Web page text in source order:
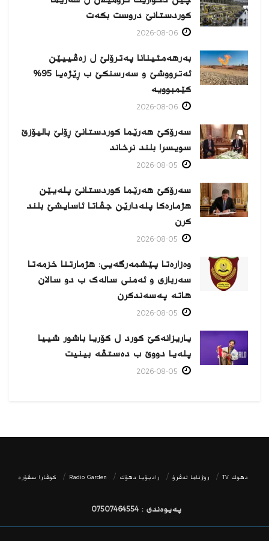
كوردستانێ دروست بكەت
بەرهەمئینانا په‌ترۆلێ ل زه‌ڤییێن
ئەترووشێ و سەرسنكێ ب ڕێژەیا 95%
كێمبوویە
سەرۆکێ هەرێما کوردستانێ ڕۆلێ بالیۆزێ
سویسرا بلند نرخاند
سەرۆکێ هەرێما کوردستانێ پلەیێن
هژمارەكا پلەدارێن جڤاتا ئاسایشێ بلند
كرن
وەزارەتا پێشمەرگەیی: هژمارتنا خزمەتا
سەربازی و ئەمنی سالەک ب دو سالان
هاتە پەسەندكرن
یاریزانەكێ کورد ل کۆریا باشور شییا
پلەیا دووێ ب دەستڤە بینیت
دھوك TV روژناما ئەڤرۆ رادیۆیا دهۆك Radio Garden كوڤارا سڤۆره‌
پەیوەندی : 07507464554